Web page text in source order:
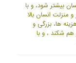
بيشتر شود، و با
منزلت انسان بالا
ها، بزرگى و
هم شكند ، و با